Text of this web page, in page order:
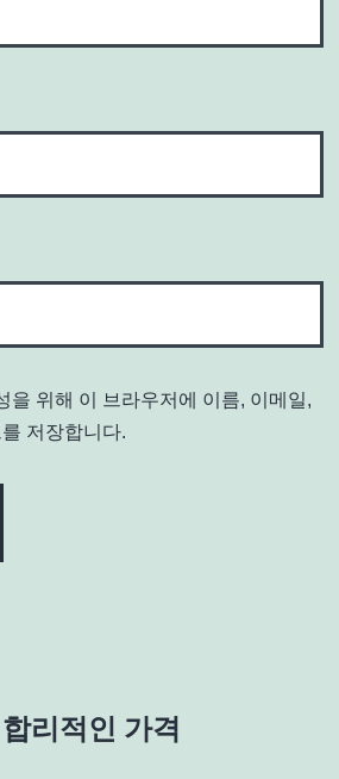
을 위해 이 브라우저에 이름, 이메일,
저장합니다.
리적인 가격